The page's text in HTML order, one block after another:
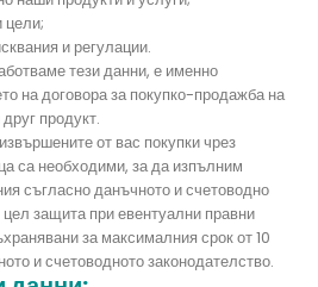
цели;
и регулации.
тези данни, е именно
на договора за покупко-продажба на
продукт.
от вас покупки чрез
са необходими, за да изпълним
съгласно данъчното и счетоводно
цел защита при евентуални правни
за максималния срок от 10
и счетоводното законодателство.